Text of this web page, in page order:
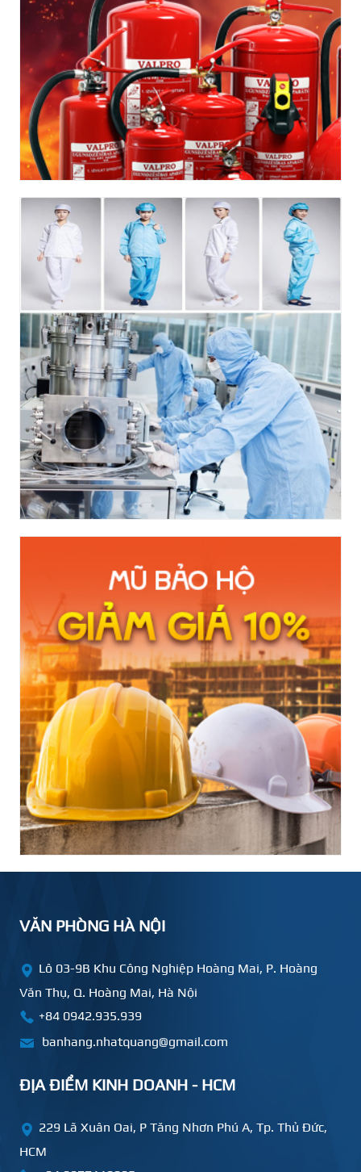
VĂN PHÒNG HÀ NỘI
Lô 03-9B Khu Công Nghiệp Hoàng Mai, P. Hoàng
Văn Thụ, Q. Hoàng Mai, Hà Nội
+84 0942.935.939
banhang.nhatquang@gmail.com
ĐỊA ĐIỂM KINH DOANH - HCM
229 Lã Xuân Oai, P Tăng Nhơn Phú A, Tp. Thủ Đức,
HCM